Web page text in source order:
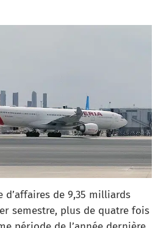
d’affaires de 9,35 milliards
semestre, plus de quatre fois